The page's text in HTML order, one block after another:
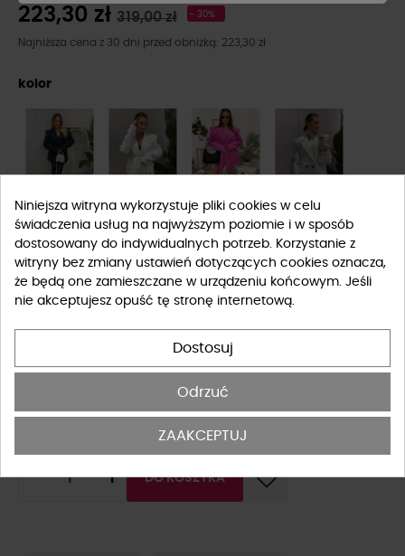
223,30 zł 319,00 zł - 30%
Najniższa cena z 30 dni przed obniżką: 223,30 zł
kolor
- + DO KOSZYKA
Niniejsza witryna wykorzystuje pliki cookies w celu
świadczenia usług na najwyższym poziomie i w sposób
dostosowany do indywidualnych potrzeb. Korzystanie z
witryny bez zmiany ustawień dotyczących cookies oznacza,
że będą one zamieszczane w urządzeniu końcowym. Jeśli
nie akceptujesz opuść tę stronę internetową.
Dostosuj
Odrzuć
ZAAKCEPTUJ